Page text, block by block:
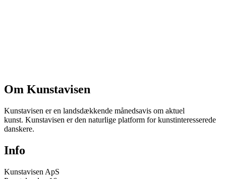
Om Kunstavisen
Kunstavisen er en landsdækkende månedsavis om aktuel
kunst. Kunstavisen er den naturlige platform for kunstinteresserede
danskere.
Info
Kunstavisen ApS